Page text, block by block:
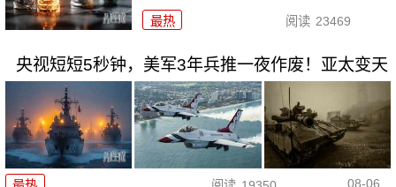
最热 阅读 23469
央视短短5秒钟，美军3年兵推一夜作废！亚太变天
08-06